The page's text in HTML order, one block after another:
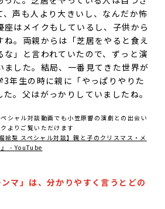
、声も人より大きいし、なんだか怖
座はメイクもしているし、子供から
ね。両親からは「芝居をやると食え
な」と言われていたので、ずっと演
ました。結局、一番見てきた世界が
3年生の時に親に「やっぱりやりた
。父はがっかりしていましたね。
シャル対談動画でも小笠原響の演劇との出会い
よりご覧いただけます
絵梨 スペシャル対談】親と子のクリスマス・メ
- YouTube
マ」は、分かりやすく言うとどの